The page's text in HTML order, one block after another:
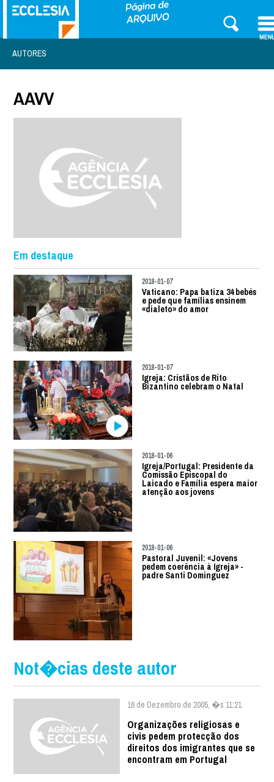
AUTORES
AAVV
Em destaque
2018-01-07
Vaticano: Papa batiza 34 bebés
e pede que famílias ensinem
«dialeto» do amor
2018-01-07
Igreja: Cristãos de Rito
Bizantino celebram o Natal
2018-01-06
Igreja/Portugal: Presidente da
Comissão Episcopal do
Laicado e Família espera maior
atenção aos jovens
2018-01-06
Pastoral Juvenil: «Jovens
pedem coerência à Igreja» -
padre Santi Dominguez
Not�cias deste autor
16 de Dezembro de 2005, �s 11:21
Organizações religiosas e
civis pedem protecção dos
direitos dos imigrantes que se
encontram em Portugal